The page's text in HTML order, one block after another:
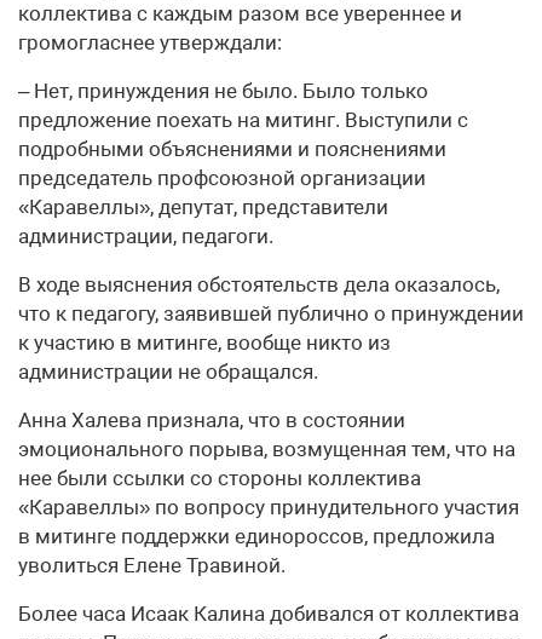
коллектива с каждым разом все увереннее и
громогласнее утверждали:
– Нет, принуждения не было. Было только
предложение поехать на митинг. Выступили с
подробными объяснениями и пояснениями
председатель профсоюзной организации
«Каравеллы», депутат, представители
администрации, педагоги.
В ходе выяснения обстоятельств дела оказалось,
что к педагогу, заявившей публично о принуждении
к участию в митинге, вообще никто из
администрации не обращался.
Анна Халева признала, что в состоянии
эмоционального порыва, возмущенная тем, что на
нее были ссылки со стороны коллектива
«Каравеллы» по вопросу принудительного участия
в митинге поддержки единороссов, предложила
уволиться Елене Травиной.
Более часа Исаак Калина добивался от коллектива